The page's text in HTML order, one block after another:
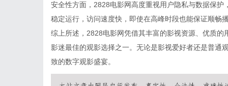
安全性方面，2828电影网高度重视用户隐私与数据保
稳定运行，访问速度快，即使在高峰时段也能保证顺畅
综上所述，2828电影网凭借其丰富的影视资源、优质
影迷最佳的观影选择之一。无论是影视爱好者还是普通
致的数字观影盛宴。